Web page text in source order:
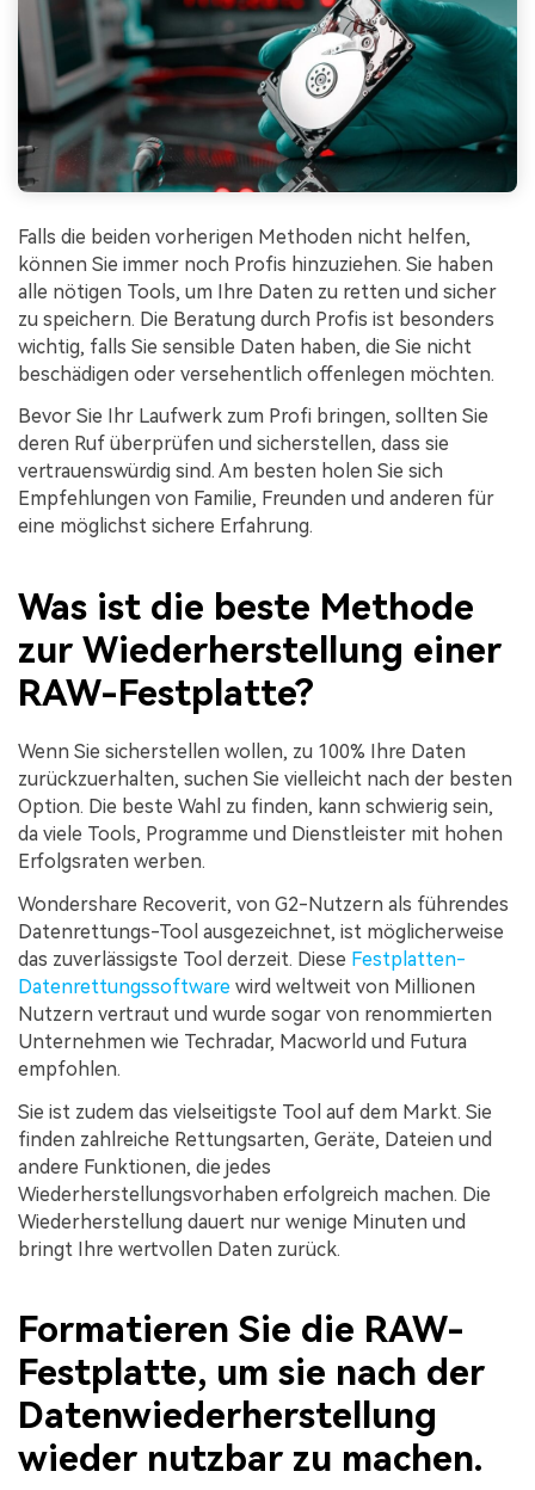
Falls die beiden vorherigen Methoden nicht helfen,
können Sie immer noch Profis hinzuziehen. Sie haben
alle nötigen Tools, um Ihre Daten zu retten und sicher
zu speichern. Die Beratung durch Profis ist besonders
wichtig, falls Sie sensible Daten haben, die Sie nicht
beschädigen oder versehentlich offenlegen möchten.
Bevor Sie Ihr Laufwerk zum Profi bringen, sollten Sie
deren Ruf überprüfen und sicherstellen, dass sie
vertrauenswürdig sind. Am besten holen Sie sich
Empfehlungen von Familie, Freunden und anderen für
eine möglichst sichere Erfahrung.
Was ist die beste Methode
zur Wiederherstellung einer
RAW-Festplatte?
Wenn Sie sicherstellen wollen, zu 100% Ihre Daten
zurückzuerhalten, suchen Sie vielleicht nach der besten
Option. Die beste Wahl zu finden, kann schwierig sein,
da viele Tools, Programme und Dienstleister mit hohen
Erfolgsraten werben.
Wondershare Recoverit, von G2-Nutzern als führendes
Datenrettungs-Tool ausgezeichnet, ist möglicherweise
das zuverlässigste Tool derzeit. Diese Festplatten-
Datenrettungssoftware wird weltweit von Millionen
Nutzern vertraut und wurde sogar von renommierten
Unternehmen wie Techradar, Macworld und Futura
empfohlen.
Sie ist zudem das vielseitigste Tool auf dem Markt. Sie
finden zahlreiche Rettungsarten, Geräte, Dateien und
andere Funktionen, die jedes
Wiederherstellungsvorhaben erfolgreich machen. Die
Wiederherstellung dauert nur wenige Minuten und
bringt Ihre wertvollen Daten zurück.
Formatieren Sie die RAW-
Festplatte, um sie nach der
Datenwiederherstellung
wieder nutzbar zu machen.